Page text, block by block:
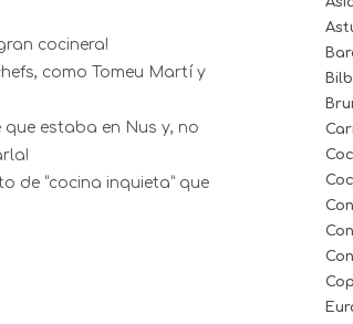
cocinera!
como Tomeu Martí y
estaba en Nus y, no
de “cocina inquieta” que